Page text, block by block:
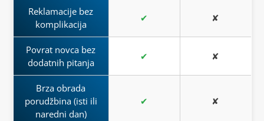
Reklamacije bez
komplikacija
✔ ✘
Povrat novca bez
dodatnih pitanja
✔ ✘
Brza obrada
porudžbina (isti ili
naredni dan)
✔ ✘